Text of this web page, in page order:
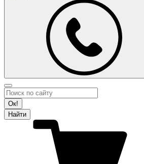
Ок!
Найти